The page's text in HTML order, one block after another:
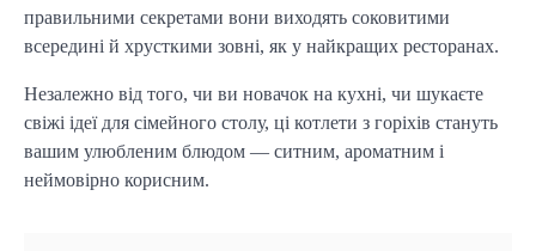
правильними секретами вони виходять соковитими
всередині й хрусткими зовні, як у найкращих ресторанах.
Незалежно від того, чи ви новачок на кухні, чи шукаєте
свіжі ідеї для сімейного столу, ці котлети з горіхів стануть
вашим улюбленим блюдом — ситним, ароматним і
неймовірно корисним.